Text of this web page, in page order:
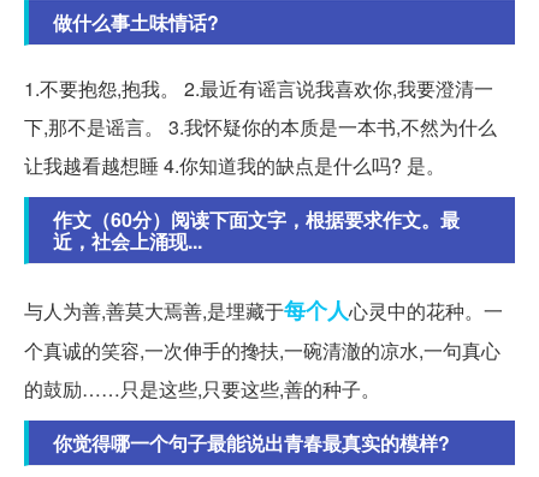
做什么事土味情话?
1.不要抱怨,抱我。 2.最近有谣言说我喜欢你,我要澄清一
下,那不是谣言。 3.我怀疑你的本质是一本书,不然为什么
让我越看越想睡 4.你知道我的缺点是什么吗? 是。
作文（60分）阅读下面文字，根据要求作文。最
近，社会上涌现...
与人为善,善莫大焉善,是埋藏于每个人心灵中的花种。一
个真诚的笑容,一次伸手的搀扶,一碗清澈的凉水,一句真心
的鼓励……只是这些,只要这些,善的种子。
你觉得哪一个句子最能说出青春最真实的模样?